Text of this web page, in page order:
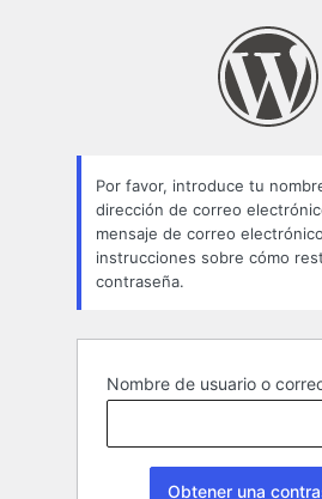
Por favor, introduce tu
dirección de correo
mensaje de correo
instrucciones sobre cómo
contraseña.
Nombre de usuario o